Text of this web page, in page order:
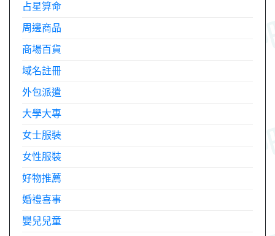
占星算命
周邊商品
商場百貨
域名註冊
外包派遣
大學大專
女士服裝
女性服裝
好物推薦
婚禮喜事
嬰兒兒童